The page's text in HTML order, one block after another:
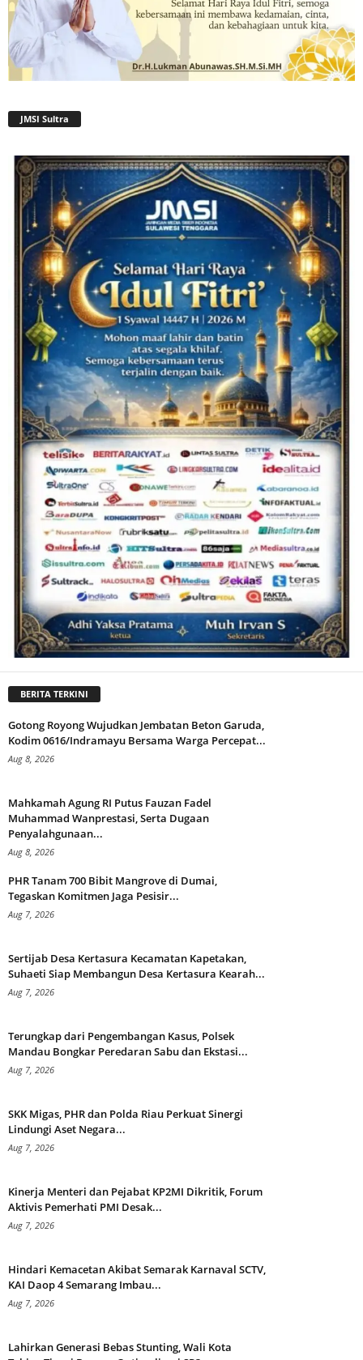
JMSI Sultra
BERITA TERKINI
Gotong Royong Wujudkan Jembatan Beton Garuda,
Kodim 0616/Indramayu Bersama Warga Percepat...
Aug 8, 2026
Mahkamah Agung RI Putus Fauzan Fadel
Muhammad Wanprestasi, Serta Dugaan
Penyalahgunaan...
Aug 8, 2026
PHR Tanam 700 Bibit Mangrove di Dumai,
Tegaskan Komitmen Jaga Pesisir...
Aug 7, 2026
Sertijab Desa Kertasura Kecamatan Kapetakan,
Suhaeti Siap Membangun Desa Kertasura Kearah...
Aug 7, 2026
Terungkap dari Pengembangan Kasus, Polsek
Mandau Bongkar Peredaran Sabu dan Ekstasi...
Aug 7, 2026
SKK Migas, PHR dan Polda Riau Perkuat Sinergi
Lindungi Aset Negara...
Aug 7, 2026
Kinerja Menteri dan Pejabat KP2MI Dikritik, Forum
Aktivis Pemerhati PMI Desak...
Aug 7, 2026
Hindari Kemacetan Akibat Semarak Karnaval SCTV,
KAI Daop 4 Semarang Imbau...
Aug 7, 2026
Lahirkan Generasi Bebas Stunting, Wali Kota